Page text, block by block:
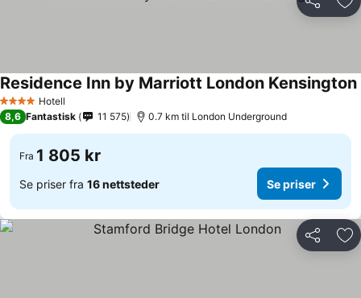
Del
4 StjernerHotell
Residence Inn by Marriott London Kensington
8,6 Fantastisk 11 575 0.7 km til London Underground
Fra 1 805 kr
Se priser fra 16 nettsteder Se priser
Del